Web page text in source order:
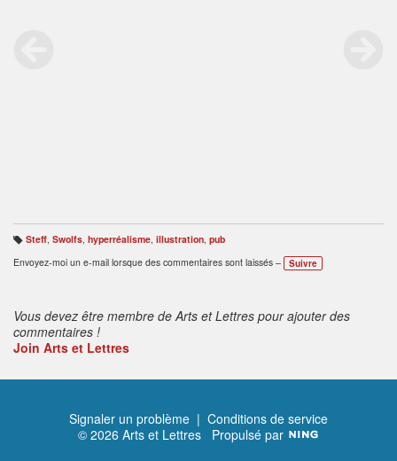
B
ali
s
Steff, Swolfs, hyperréalisme, illustration, pub
Envoyez-moi un e-mail lorsque des commentaires sont laissés –
Suivre
Vous devez être membre de Arts et Lettres pour ajouter des
commentaires !
Join Arts et Lettres
Signaler un problème | Conditions de service
© 2026 Arts et Lettres Propulsé par